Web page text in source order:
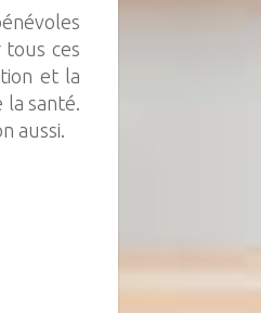
tous ces
et la
la santé.
aussi.